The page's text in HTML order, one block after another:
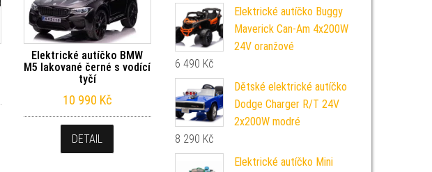
Elektrické autíčko BMW
M5 lakované černé s vodící
tyčí
10 990 Kč
DETAIL
Elektrické autíčko Buggy
Maverick Can-Am 4x200W
24V oranžové
6 490 Kč
Dětské elektrické autíčko
Dodge Charger R/T 24V
2x200W modré
8 290 Kč
Elektrické autíčko Mini